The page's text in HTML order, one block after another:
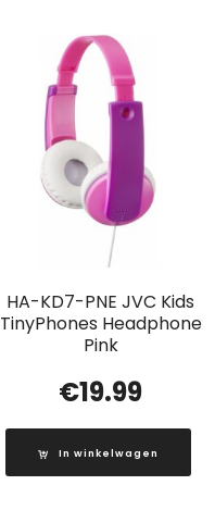
HA-KD7-PNE JVC Kids
TinyPhones Headphone
Pink
€19.99
In winkelwagen